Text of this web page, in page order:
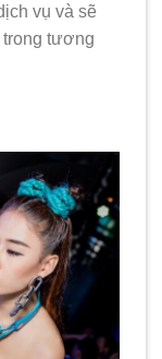
vụ và sẽ
tương